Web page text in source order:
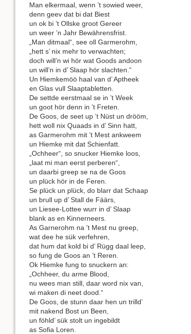
Man elkermaal, wenn ’t sowied weer,
denn geev dat bi dat Biest
un ok bi ’t Ollske groot Gereer
un weer ’n Jahr Bewährensfrist.
„Man ditmaal“, see oll Garmerohm,
„hett s’ nix mehr to verwachten;
doch will’n wi hör wat Goods andoon
un will’n in d’ Slaap hör slachten.“
Un Hiemkemöö haal van d’ Aptheek
en Glas vull Slaaptabletten.
De settde eerstmaal se in ’t Week
un goot hör denn in ’t Freten.
De Goos, de seet up ’t Nüst un drööm,
hett woll nix Quaads in d’ Sinn hatt,
as Garmerohm mit ’t Mest ankweem
un Hiemke mit dat Schienfatt.
„Ochheer“, so snucker Hiemke loos,
„laat mi man eerst perberen“,
un daarbi greep se na de Goos
un plück hör in de Feren.
Se plück un plück, do blarr dat Schaap
un brull up d’ Stall de Fäärs,
un Liesee-Lottee wurr in d’ Slaap
blank as en Kinnerneers.
As Garnerohm na ’t Mest nu greep,
wat dee he sük verfehren,
dat hum dat kold bi d’ Rügg daal leep,
so fung de Goos an ’t Reren.
Ok Hiemke fung to snuckern an:
„Ochheer, du arme Blood,
nu wees man still, daar word nix van,
wi maken di neet dood.“
De Goos, de stunn daar hen un trilld’
mit nakend Bost un Been,
un föhld’ sük stolt un ingebildt
as Sofia Loren.